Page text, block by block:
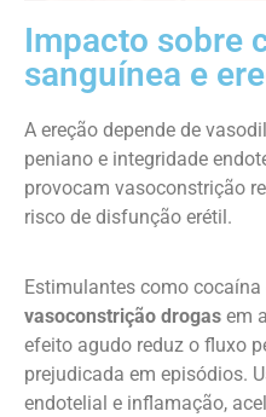
Impacto sobre
sanguínea e
A ereção depende de
peniano e integridade
provocam vasoconstrição
risco de disfunção erétil.
Estimulantes como
vasoconstrição drogas em
efeito agudo reduz o fluxo
prejudicada em episódios.
endotelial e inflamação,